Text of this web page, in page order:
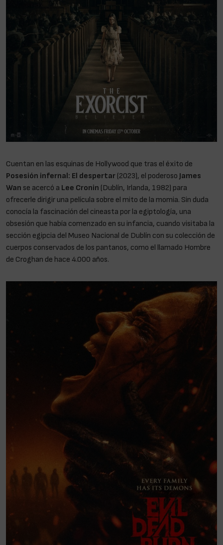
Cuentan en las esquinas de Hollywood que tras el éxito de
Posesión infernal: El despertar (2023), el poderoso James
Wan se acercó a Lee Cronin (Dublín, Irlanda, 1982) para
ofrecerle dirigir una película sobre el mito de la momia. Sin duda
conocía la fascinación del cineasta por la egiptología, una
obsesión que había comenzado en su infancia, cuando visitaba la
sección egipcia del Museo Nacional de Dublín con su colección de
cuerpos conservados de los pantanos, como el llamado Hombre
de Croghan de hace 4.000 años.